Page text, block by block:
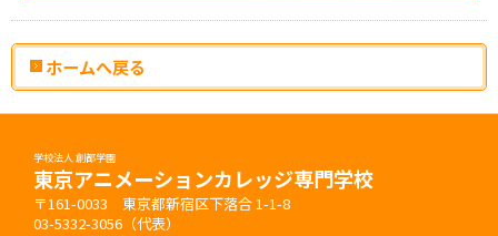
ホームへ戻る
学校法人 創都学園
東京アニメーションカレッジ専門学校
〒161-0033 東京都新宿区下落合 1-1-8
03-5332-3056（代表）